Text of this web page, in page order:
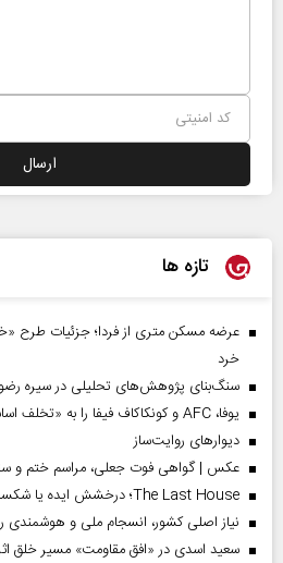
تازه ها
عرضه مسکن متری از فردا؛ جزئیات طرح
خرد
سنگ‌بنای پژوهش‌های تحلیلی در سیره
یوفا، AFC و کونکاکاف فیفا را به «تخلف اساسی از اعتماد» متهم کردند
دیوارهای روایت‌ساز
عکس | گواهی فوت جعلی، مراسم ختم و
The Last House؛ درخشش ایده یا شکست در روایت؟
نیاز اصلی کشور، انسجام ملی و هوشمندی
سعید اسدی در «افق مقاومت» مسیر خلق